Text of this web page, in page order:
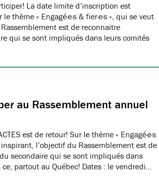
La date limite d’inscription est
thème « Engagé·e·s & fier·e·s », qui se veut
est de reconnaitre
qui se sont impliqués dans leurs comités
au Rassemblement annuel
est de retour! Sur le thème « Engagé·e·s
inspirant, l’objectif du Rassemblement est de
secondaire qui se sont impliqués dans
partout au Québec! Dates : le vendredi…